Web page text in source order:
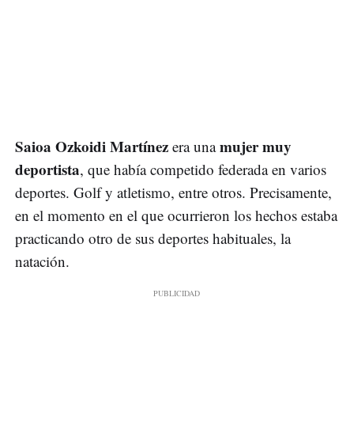
Saioa Ozkoidi Martínez era unamujer muy
deportista, que había competido federada en varios
deportes. Golf y atletismo, entre otros. Precisamente,
en el momento en el que ocurrieron los hechos estaba
practicando otro de sus deportes habituales, la
natación.